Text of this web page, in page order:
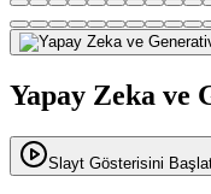
Yapay Zeka ve
Slayt Gösterisini